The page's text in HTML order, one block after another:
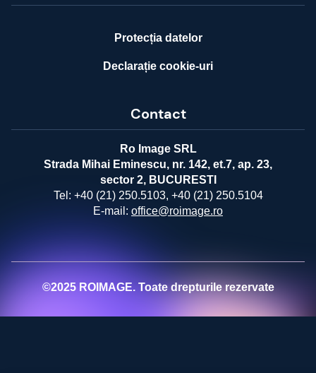
Protecția datelor
Declarație cookie-uri
Contact
Ro Image SRL
Strada Mihai Eminescu, nr. 142, et.7, ap. 23,
sector 2, BUCURESTI
Tel: +40 (21) 250.5103, +40 (21) 250.5104
E-mail: office@roimage.ro
©2025 ROIMAGE. Toate drepturile rezervate